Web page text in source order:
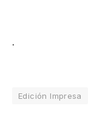
.
Edición Impresa